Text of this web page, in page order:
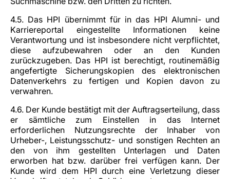
4.5. Das HPI übernimmt für in das HPI Alumni- und
Karriereportal eingestellte Informationen keine
Verantwortung und ist insbesondere nicht verpflichtet,
diese aufzubewahren oder an den Kunden
zurückzugeben. Das HPI ist berechtigt, routinemäßig
angefertigte Sicherungskopien des elektronischen
Datenverkehrs zu fertigen und Kopien davon zu
verwahren.
4.6. Der Kunde bestätigt mit der Auftragserteilung, dass
er sämtliche zum Einstellen in das Internet
erforderlichen Nutzungsrechte der Inhaber von
Urheber-, Leistungsschutz- und sonstigen Rechten an
den von ihm gestellten Unterlagen und Daten
erworben hat bzw. darüber frei verfügen kann. Der
Kunde wird dem HPI durch eine Verletzung dieser